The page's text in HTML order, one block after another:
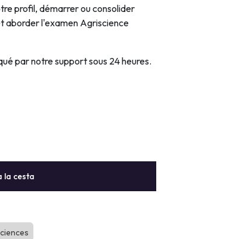
profil, démarrer ou consolider
aborder l'examen Agriscience
par notre support sous 24 heures.
la cesta